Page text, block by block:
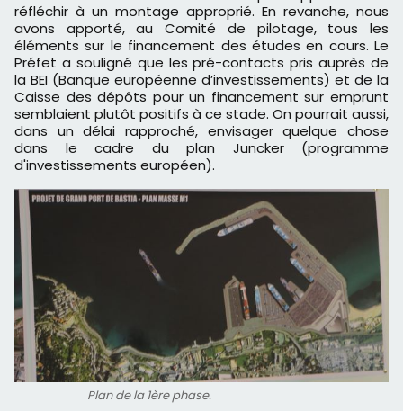
réfléchir à un montage approprié. En revanche, nous
avons apporté, au Comité de pilotage, tous les
éléments sur le financement des études en cours. Le
Préfet a souligné que les pré-contacts pris auprès de
la BEI (Banque européenne d’investissements) et de la
Caisse des dépôts pour un financement sur emprunt
semblaient plutôt positifs à ce stade. On pourrait aussi,
dans un délai rapproché, envisager quelque chose
dans le cadre du plan Juncker (programme
d'investissements européen).
Plan de la 1ère phase.